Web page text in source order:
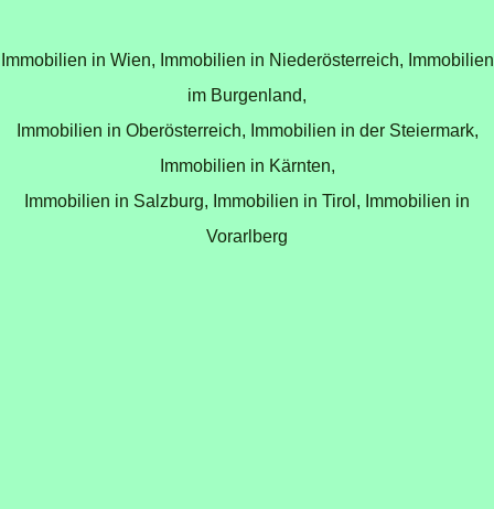
Immobilien in Wien, Immobilien in Niederösterreich, Immobilien
im Burgenland,
Immobilien in Oberösterreich, Immobilien in der Steiermark,
Immobilien in Kärnten,
Immobilien in Salzburg, Immobilien in Tirol, Immobilien in
Vorarlberg